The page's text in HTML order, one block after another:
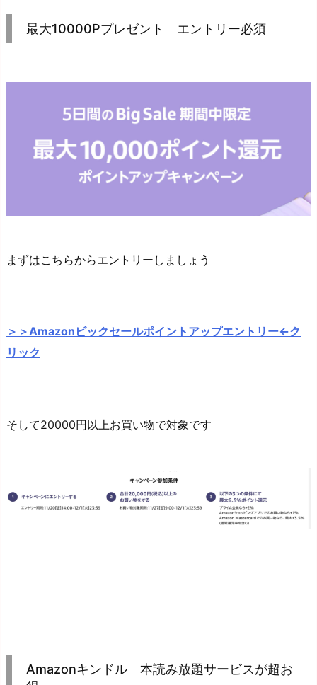
最大10000Pプレゼント エントリー必須
まずはこちらからエントリーしましょう
＞＞Amazonビックセールポイントアップエントリー←ク
リック
そして20000円以上お買い物で対象です
Amazonキンドル 本読み放題サービスが超お